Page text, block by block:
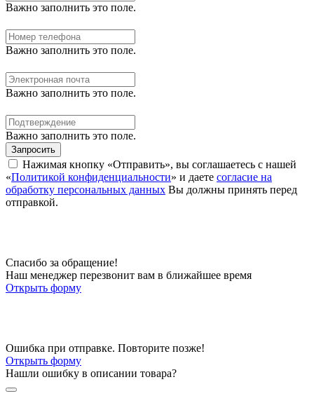
Важно заполнить это поле.
Важно заполнить это поле.
Важно заполнить это поле.
Важно заполнить это поле.
Запросить
Нажимая кнопку «Отправить», вы соглашаетесь с нашей
«Политикой конфиденциальности» и даете согласие на
обработку персональных данных Вы должны принять перед
отправкой.
Спасибо за обращение!
Наш менеджер перезвонит вам в ближайшее время
Открыть форму
Ошибка при отправке. Повторите позже!
Открыть форму
Нашли ошибку в описании товара?